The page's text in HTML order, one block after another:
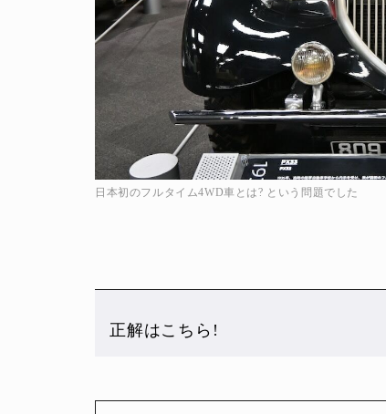
日本初のフルタイム4WD車とは? という問題でした
正解はこちら!